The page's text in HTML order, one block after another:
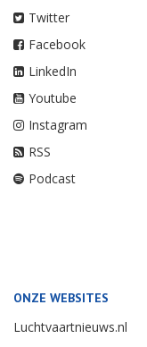
Twitter
Facebook
LinkedIn
Youtube
Instagram
RSS
Podcast
ONZE WEBSITES
Luchtvaartnieuws.nl